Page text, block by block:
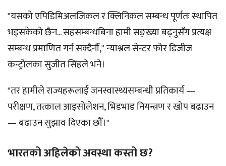
"यसको एपिडिमिअलजिकल र क्लिनिकल सम्बन्ध पूर्णतः स्थापित
भइसकेको छैन... सहसम्बन्धबिना हामी सङ्ख्या बढ्नुसँग प्रत्यक्ष
सम्बन्ध प्रमाणित गर्न सक्दैनौँ," न्याश्नल सेन्टर फोर डिजीज
कन्ट्रोलका सुजीत सिंहले भने।
"तर हामीले राज्यहरूलाई जनस्वास्थ्यसम्बन्धी प्रतिकार्य —
परीक्षण, तत्काल आइसोलेशन, भिडभाड नियन्त्रण र खोप बढाउन
— बढाउन सुझाव दिएका छौँ।"
भारतको अहिलेको अवस्था कस्तो छ?